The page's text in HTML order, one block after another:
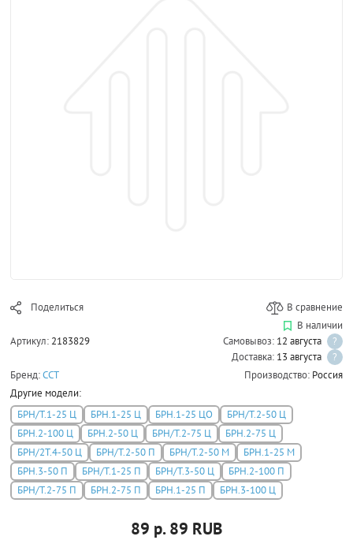
Поделиться В сравнение
Артикул: 2183829
В наличии
Самовывоз: 12 августа
?
Доставка: 13 августа
?
Бренд:ССТ Производство: Россия
Другие модели:
БРН/Т.1-25 Ц
БРН.1-25 Ц БРН.1-25 ЦО
БРН/Т.2-50 Ц
БРН.2-100 Ц
БРН.2-50 Ц БРН/Т.2-75 Ц
БРН.2-75 Ц
БРН/2Т.4-50 Ц
БРН/Т.2-50 П БРН/Т.2-50 М
БРН.1-25 М
БРН.3-50 П
БРН/Т.1-25 П БРН/Т.3-50 Ц
БРН.2-100 П
БРН/Т.2-75 П
БРН.2-75 П БРН.1-25 П БРН.3-100 Ц
89 р. 89 RUB